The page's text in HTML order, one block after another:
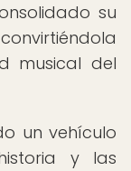
su
musical del
un vehículo
y las